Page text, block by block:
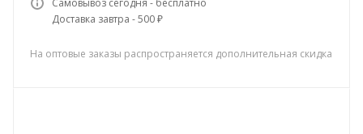
Доставка завтра - 500 ₽
На оптовые заказы распространяется дополнительная скидка